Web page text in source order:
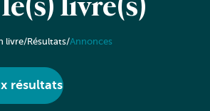
livre(s)
livre/Résultats/Annonces
résultats